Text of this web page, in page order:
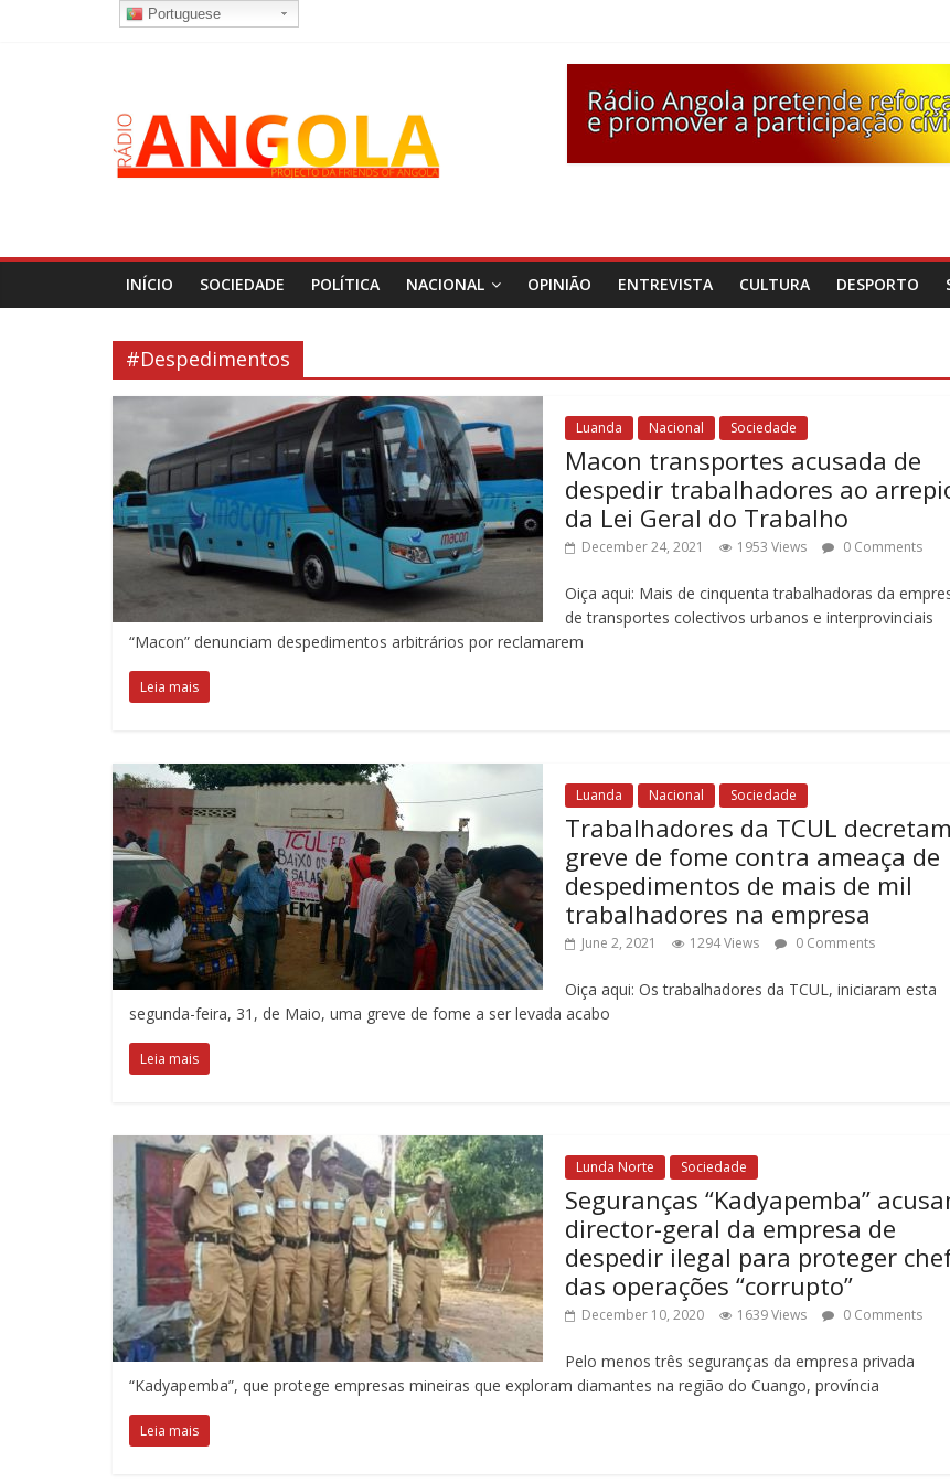
INÍCIO SOCIEDADE POLÍTICA NACIONAL OPINIÃO ENTREVISTA CULTURA DESPORTO
#Despedimentos
Luanda Nacional Sociedade
Macon transportes acusada de
despedir trabalhadores ao
da Lei Geral do Trabalho
December 24, 2021 1953 Views 0 Comments
Oiça aqui: Mais de cinquenta trabalhadoras da
de transportes colectivos urbanos e interprovinciais
“Macon” denunciam despedimentos arbitrários por reclamarem
Leia mais
Luanda Nacional Sociedade
Trabalhadores da TCUL decretam
greve de fome contra ameaça de
despedimentos de mais de mil
trabalhadores na empresa
June 2, 2021 1294 Views 0 Comments
Oiça aqui: Os trabalhadores da TCUL, iniciaram esta
segunda-feira, 31, de Maio, uma greve de fome a ser levada acabo
Leia mais
Lunda Norte Sociedade
Seguranças “Kadyapemba”
director-geral da empresa de
despedir ilegal para proteger
das operações “corrupto”
December 10, 2020 1639 Views 0 Comments
Pelo menos três seguranças da empresa privada
“Kadyapemba”, que protege empresas mineiras que exploram diamantes na região do Cuango, província
Leia mais
Portuguese